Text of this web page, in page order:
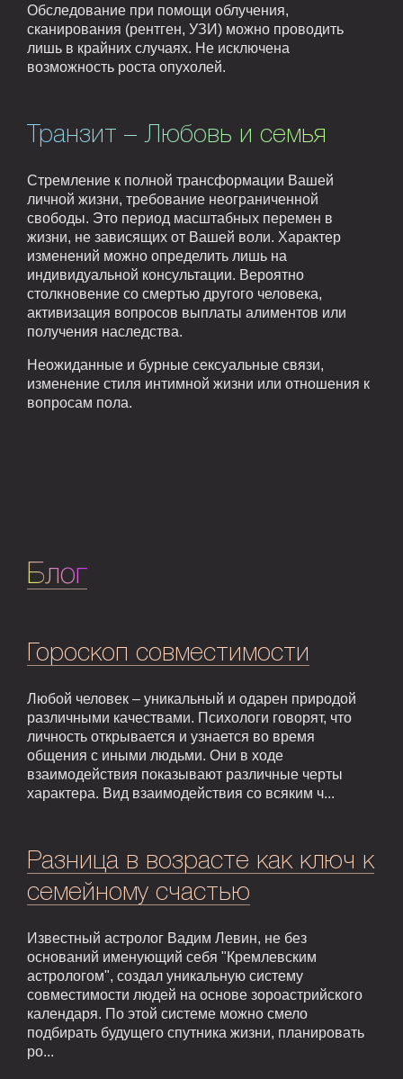
Обследование при помощи облучения,
сканирования (рентген, УЗИ) можно проводить
лишь в крайних случаях. Не исключена
возможность роста опухолей.
Транзит – Любовь и семья
Стремление к полной трансформации Вашей
личной жизни, требование неограниченной
свободы. Это период масштабных перемен в
жизни, не зависящих от Вашей воли. Характер
изменений можно определить лишь на
индивидуальной консультации. Вероятно
столкновение со смертью другого человека,
активизация вопросов выплаты алиментов или
получения наследства.
Неожиданные и бурные сексуальные связи,
изменение стиля интимной жизни или отношения к
вопросам пола.
Блог
Гороскоп совместимости
Любой человек – уникальный и одарен природой
различными качествами. Психологи говорят, что
личность открывается и узнается во время
общения с иными людьми. Они в ходе
взаимодействия показывают различные черты
характера. Вид взаимодействия со всяким ч...
Разница в возрасте как ключ к
семейному счастью
Известный астролог Вадим Левин, не без
оснований именующий себя "Кремлевским
астрологом", создал уникальную систему
совместимости людей на основе зороастрийского
календаря. По этой системе можно смело
подбирать будущего спутника жизни, планировать
ро...